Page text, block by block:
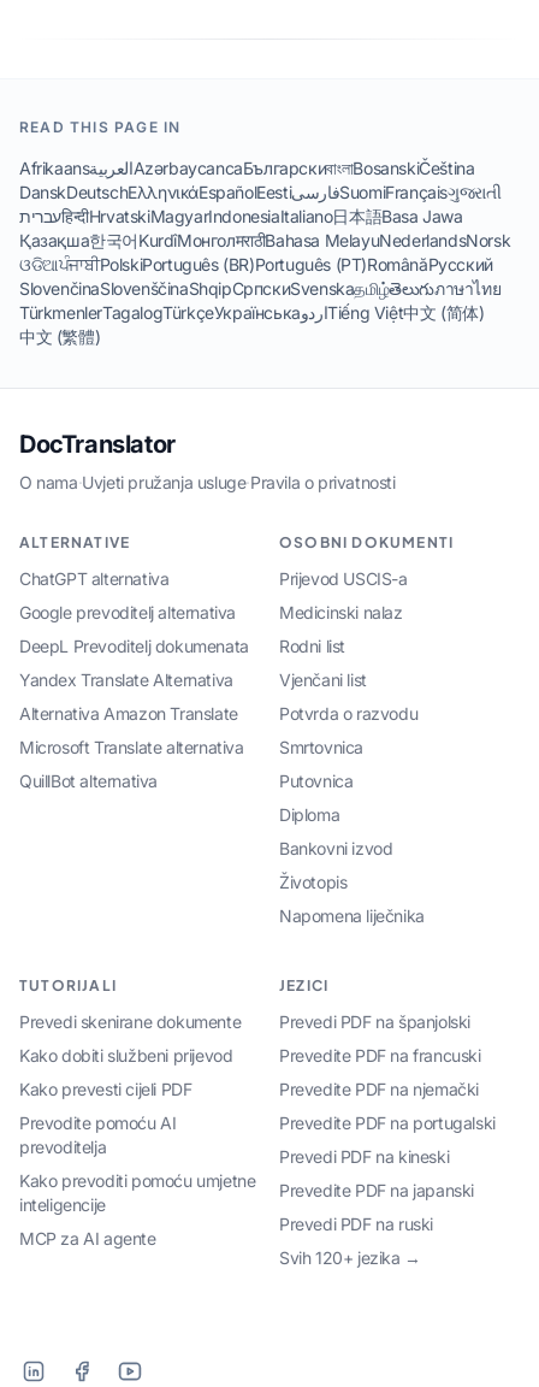
READ THIS PAGE IN
AfrikaansالعربيةAzərbaycancaБългарскиবাংলাBosanskiČeština
DanskDeutschΕλληνικάEspañolEestiفارسیSuomiFrançaisગુજરાતી
עבריתहिन्दीHrvatskiMagyarIndonesiaItaliano日本語Basa Jawa
Қазақша한국어KurdîМонголमराठीBahasa MelayuNederlandsNorsk
ଓଡିଆਪੰਜਾਬੀPolskiPortuguês (BR)Português (PT)RomânăРусский
SlovenčinaSlovenščinaShqipСрпскиSvenskaதமிழ்తెలుగుภาษาไทย
TürkmenlerTagalogTürkçeУкраїнськаاردوTiếng Việt中文 (简体)
中文 (繁體)
DocTranslator
O nama·Uvjeti pružanja usluge·Pravila o privatnosti
ALTERNATIVE
ChatGPT alternativa
Google prevoditelj alternativa
DeepL Prevoditelj dokumenata
Yandex Translate Alternativa
Alternativa Amazon Translate
Microsoft Translate alternativa
QuillBot alternativa
OSOBNI DOKUMENTI
Prijevod USCIS-a
Medicinski nalaz
Rodni list
Vjenčani list
Potvrda o razvodu
Smrtovnica
Putovnica
Diploma
Bankovni izvod
Životopis
Napomena liječnika
TUTORIJALI
Prevedi skenirane dokumente
Kako dobiti službeni prijevod
Kako prevesti cijeli PDF
Prevodite pomoću AI
prevoditelja
Kako prevoditi pomoću umjetne
inteligencije
MCP za AI agente
JEZICI
Prevedi PDF na španjolski
Prevedite PDF na francuski
Prevedite PDF na njemački
Prevedite PDF na portugalski
Prevedi PDF na kineski
Prevedite PDF na japanski
Prevedi PDF na ruski
Svih 120+ jezika →